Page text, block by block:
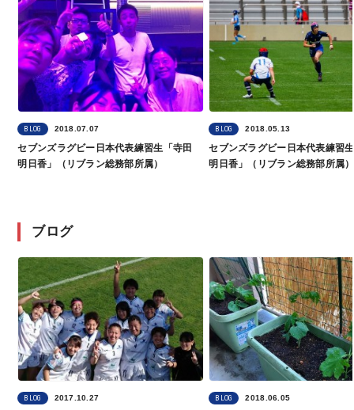
BLOG 2018.07.07
セブンズラグビー日本代表練習生「寺田
明日香」（リブラン総務部所属）
BLOG 2018.05.13
セブンズラグビー日本代表練習
明日香」（リブラン総務部所属）
ブログ
BLOG 2017.10.27 BLOG 2018.06.05